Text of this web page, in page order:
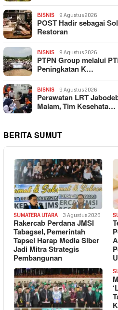
BISNIS 9 Agustus 2026
POST Hadir sebagai
Restoran
BISNIS 9 Agustus 2026
PTPN Group melalui
Peningkatan K…
BISNIS 9 Agustus 2026
Perawatan LRT
Malam, Tim Kesehata…
BERITA SUMUT
SUMATERA UTARA 3 Agustus 2026
Rakercab Perdana JMSI
Tabagsel, Pemerintah
Tapsel Harap Media Siber
Jadi Mitra Strategis
Pembangunan